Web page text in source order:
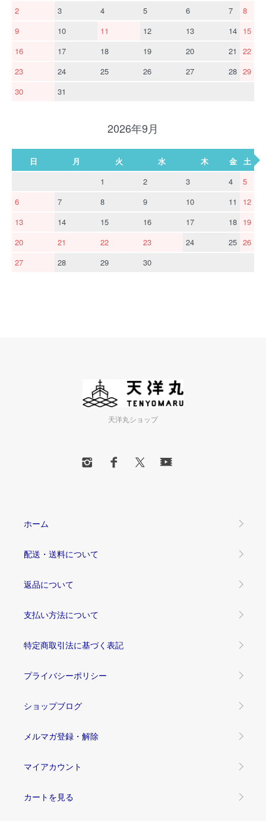
2
3 4 5 6 7
8
9
10 11 12 13 14 15
16
17 18 19 20 21
22
23
24 25 26 27 28 29
30
31
2026年9月
日 月 火 水 木 金
土
1
2 3 4
5
6
7 8 9 10 11
12
13
14 15 16 17 18 19
20
21 22 23 24 25 26
27
28 29 30
天洋丸ショップ
ホーム
配送・送料について
返品について
支払い方法について
特定商取引法に基づく表記
プライバシーポリシー
ショップブログ
メルマガ登録・解除
マイアカウント
カートを見る